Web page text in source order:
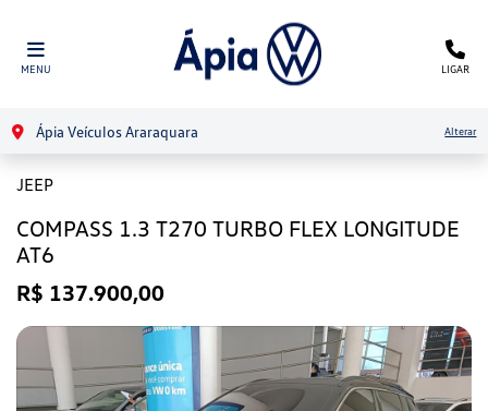
MENU LIGAR
Ápia Veículos Araraquara Alterar
JEEP
COMPASS 1.3 T270 TURBO FLEX LONGITUDE
AT6
R$ 137.900,00